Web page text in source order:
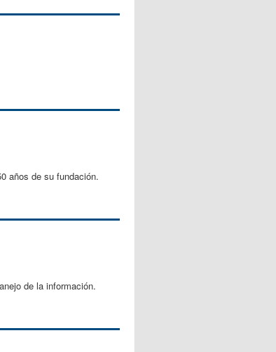
años de su fundación.
de la información.